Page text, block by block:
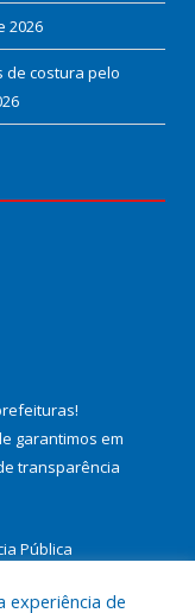
2026
de costura pelo
!
garantimos em
transparência
Pública
experiência de